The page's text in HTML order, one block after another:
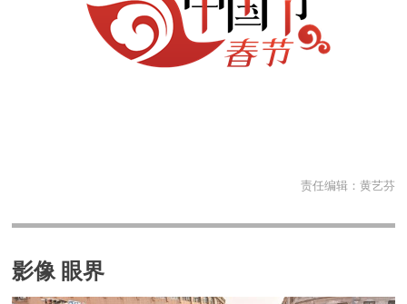
责任编辑： 黄艺芬
影像 眼界